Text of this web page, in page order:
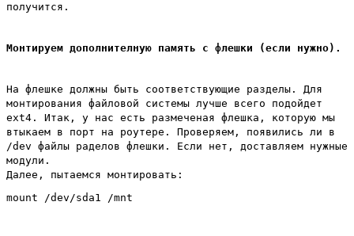
получится.
Монтируем дополнителную память с флешки (если нужно).
На флешке должны быть соответствующие разделы. Для
монтирования файловой системы лучше всего подойдет
ext4. Итак, у нас есть размеченая флешка, которую мы
втыкаем в порт на роутере. Проверяем, появились ли в
/dev файлы раделов флешки. Если нет, доставляем нужные
модули.
Далее, пытаемся монтировать: